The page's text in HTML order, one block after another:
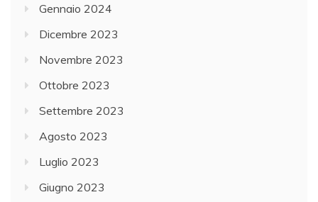
Gennaio 2024
Dicembre 2023
Novembre 2023
Ottobre 2023
Settembre 2023
Agosto 2023
Luglio 2023
Giugno 2023